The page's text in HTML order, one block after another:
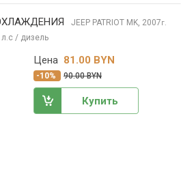
JEEP PATRIOT MK, 2007г.
/ дизель
Цена 81.00 BYN
-10% 90.00 BYN
Купить